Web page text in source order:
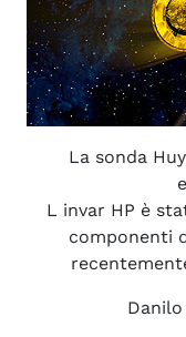
La sonda
L invar HP è
componenti